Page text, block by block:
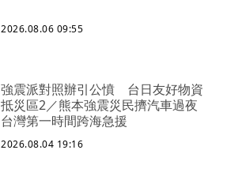
2026.08.06 09:55
強震派對照辦引公憤 台日友好物資
抵災區2／熊本強震災民擠汽車過夜
台灣第一時間跨海急援
2026.08.04 19:16